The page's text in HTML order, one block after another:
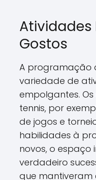
Atividades
Gostos
A programação
variedade de
empolgantes.
tennis, por
de jogos e
habilidades à
novos, o espaço
verdadeiro
que